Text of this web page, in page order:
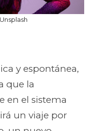
y espontánea,
que la
en el sistema
un viaje por